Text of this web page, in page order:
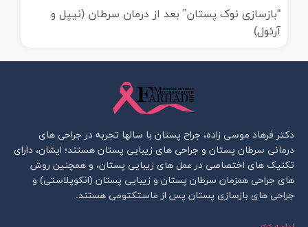
“بازسازی نوک پستان” بعد از درمان سرطان (نیپل و
آرئول)
دکتر فرهاد موسی زاده، جراح پستان با سالها تجربه در جراحی های
درمانی سرطان پستان و جراحی های زیبایی پستان هستند؛ ایشان، دارای
تکنیک های اختصاصی در عمل های زیبایی پستان، و همچنین روش
های جراحی همزمان سرطان پستان و زیبایی پستان (انکوپلاستی) و
جراحی های بازسازی پستان پس از ماستکتومی هستند.